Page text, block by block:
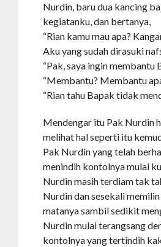
Nurdin, baru dua kancing
kegiatanku, dan bertanya,
“Rian kamu mau apa?
Aku yang sudah dirasuki
“Pak, saya ingin membantu
“Membantu? Membantu
“Rian tahu Bapak tidak
Mendengar itu Pak Nurdin
melihat hal seperti itu
Pak Nurdin yang telah
menindih kontolnya mulai
Nurdin masih terdiam tak
Nurdin dan sesekali
matanya sambil sedikit
Nurdin mulai terangsang
kontolnya yang tertindih